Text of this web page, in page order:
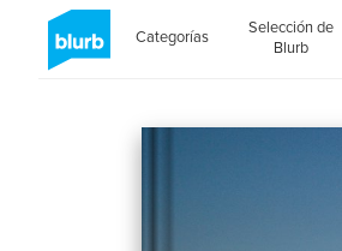
Categorías
Selección de
Blurb